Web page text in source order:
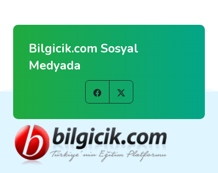
Bilgicik.com Sosyal
Medyada